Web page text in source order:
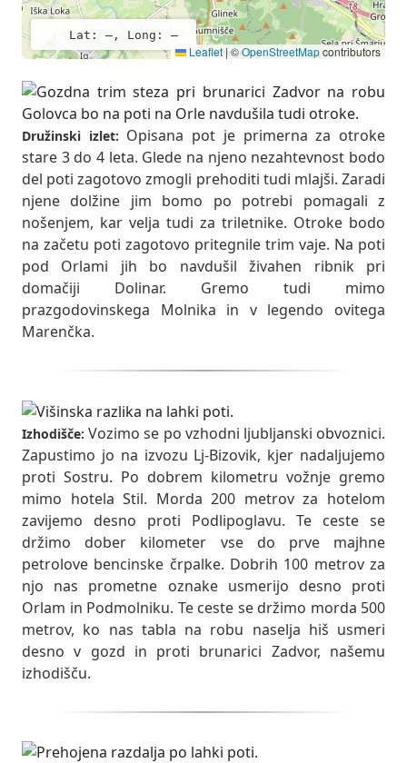
Lat: –, Long: –
Leaflet|©OpenStreetMapcontributors
Družinski izlet: Opisana pot je primerna za otroke
stare 3 do 4 leta. Glede na njeno nezahtevnost bodo
del poti zagotovo zmogli prehoditi tudi mlajši. Zaradi
njene dolžine jim bomo po potrebi pomagali z
nošenjem, kar velja tudi za triletnike. Otroke bodo
na začetu poti zagotovo pritegnile trim vaje. Na poti
pod Orlami jih bo navdušil živahen ribnik pri
domačiji Dolinar. Gremo tudi mimo
prazgodovinskega Molnika in v legendo ovitega
Marenčka.
Izhodišče: Vozimo se po vzhodni ljubljanski obvoznici.
Zapustimo jo na izvozu Lj-Bizovik, kjer nadaljujemo
proti Sostru. Po dobrem kilometru vožnje gremo
mimo hotela Stil. Morda 200 metrov za hotelom
zavijemo desno proti Podlipoglavu. Te ceste se
držimo dober kilometer vse do prve majhne
petrolove bencinske črpalke. Dobrih 100 metrov za
njo nas prometne oznake usmerijo desno proti
Orlam in Podmolniku. Te ceste se držimo morda 500
metrov, ko nas tabla na robu naselja hiš usmeri
desno v gozd in proti brunarici Zadvor, našemu
izhodišču.